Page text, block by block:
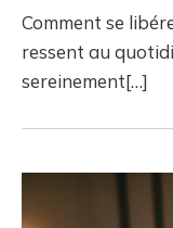
Comment se
ressent au
sereinement[…]